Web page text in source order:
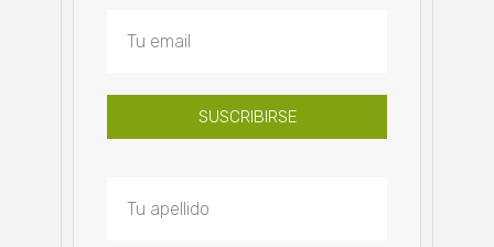
SUSCRIBIRSE